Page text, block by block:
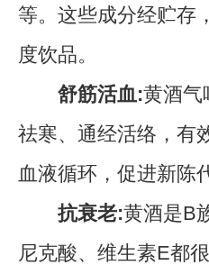
等。这些成分经贮存
度饮品。
舒筋活血:黄酒气
祛寒、通经活络，有
血液循环，促进新陈
抗衰老:黄酒是B
尼克酸、维生素E都